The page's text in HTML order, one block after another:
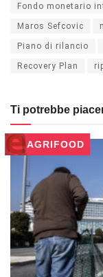
Fondo monetario
Maros Sefcovic
Piano di rilancio
Recovery Plan
Ti potrebbe
AGRIFOOD